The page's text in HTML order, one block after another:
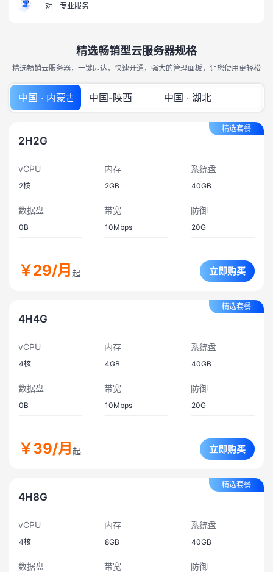
一对一专业服务
精选畅销型云服务器规格
精选畅销云服务器，一键即达，快速开通，强大的管理面板，让您使用更轻松
中国 · 内蒙古 中国-陕西 中国 · 湖北
2H2G
精选套餐
vCPU
2核
内存
2GB
系统盘
40GB
数据盘
0B
带宽
10Mbps
防御
20G
￥29/月起 立即购买
4H4G
精选套餐
vCPU
4核
内存
4GB
系统盘
40GB
数据盘
0B
带宽
10Mbps
防御
20G
￥39/月起 立即购买
4H8G
精选套餐
vCPU
4核
内存
8GB
系统盘
40GB
数据盘 带宽 防御